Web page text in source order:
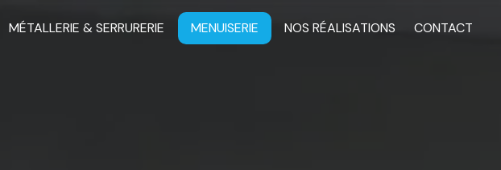
MÉTALLERIE & SERRURERIE MENUISERIE NOS RÉALISATIONS CONTACT